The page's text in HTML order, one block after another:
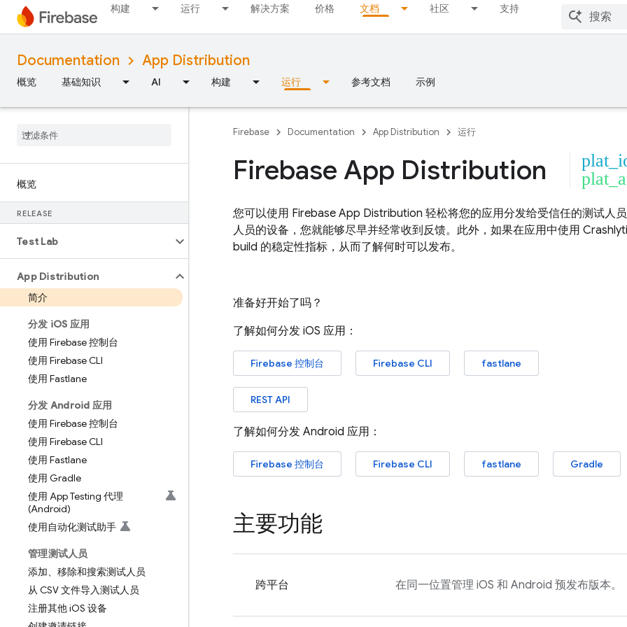
构建 运行 解决方案 价格 文档 社区 支持
Documentation App Distribution
概览 基础知识 AI 构建 运行 参考文档 示例
概览
RELEASE
Test Lab
App Distribution
简介
分发 iOS 应用
使用 Firebase 控制台
使用 Firebase CLI
使用 Fastlane
分发 Android 应用
使用 Firebase 控制台
使用 Firebase CLI
使用 Fastlane
使用 Gradle
使用 App Testing 代理
(Android)
使用自动化测试助手
管理测试人员
添加、移除和搜索测试人员
从 CSV 文件导入测试人员
注册其他 iOS 设备
Firebase Documentation App Distribution 运行
Firebase App Distribution
您可以使用 Firebase App Distribution 轻松将您的应用分发给受信任的测试人
人员的设备，您就能够尽早并经常收到反馈。此外，如果在应用中使用
build 的稳定性指标，从而了解何时可以发布。
准备好开始了吗？
了解如何分发 iOS 应用：
Firebase 控制台 Firebase CLI fastlane
REST API
了解如何分发 Android 应用：
Firebase 控制台 Firebase CLI fastlane Gradle
主要功能
跨平台 在同一位置管理 iOS 和 Android 预发布版本。